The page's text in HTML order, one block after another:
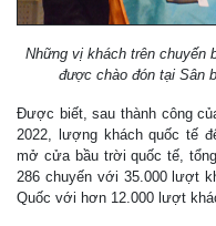
Những vị khách trên chuyến
được chào đón tại Sân
Được biết, sau thành công
2022, lượng khách quốc tế
mở cửa bầu trời quốc tế,
286 chuyến với 35.000 lượt
Quốc với hơn 12.000 lượt